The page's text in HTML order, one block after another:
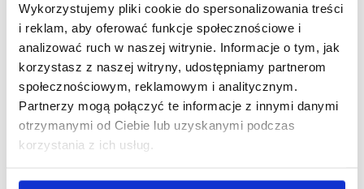
Wykorzystujemy pliki cookie do spersonalizowania treści
i reklam, aby oferować funkcje społecznościowe i
analizować ruch w naszej witrynie. Informacje o tym, jak
korzystasz z naszej witryny, udostępniamy partnerom
społecznościowym, reklamowym i analitycznym.
Partnerzy mogą połączyć te informacje z innymi danymi
otrzymanymi od Ciebie lub uzyskanymi podczas
korzystania z ich usług.